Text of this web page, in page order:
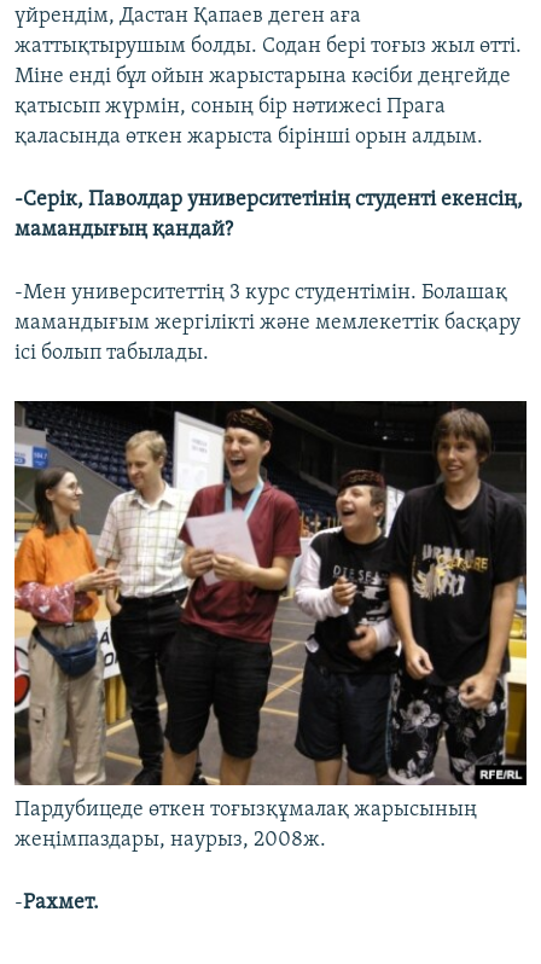
үйрендім, Дастан Қапаев деген аға
жаттықтырушым болды. Содан бері тоғыз жыл өтті.
Міне енді бұл ойын жарыстарына кәсіби деңгейде
қатысып жүрмін, соның бір нәтижесі Прага
қаласында өткен жарыста бірінші орын алдым.
-Серік, Паволдар университетінің студенті екенсің,
мамандығың қандай?
-Мен университеттің 3 курс студентімін. Болашақ
мамандығым жергілікті және мемлекеттік басқару
ісі болып табылады.
Пардубицеде өткен тоғызқұмалақ жарысының
жеңімпаздары, наурыз, 2008ж.
-Рахмет.